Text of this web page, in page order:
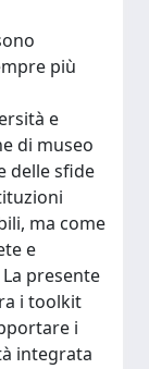
più
e
di museo
delle sfide
ma come
e
presente
i toolkit
i
integrata